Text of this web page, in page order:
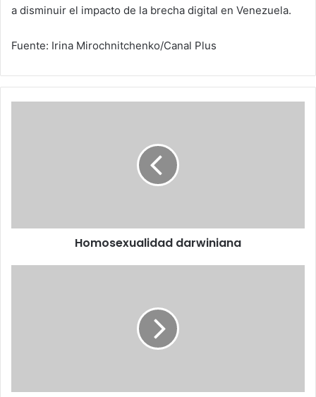
a disminuir el impacto de la brecha digital en Venezuela.
Fuente: Irina Mirochnitchenko/Canal Plus
Homosexualidad darwiniana